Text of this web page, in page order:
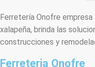
Ferretería Onofre
xalapeña, brinda las
construcciones y
Ferreteria Onofre